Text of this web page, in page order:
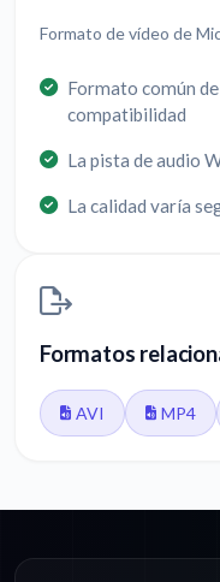
Formato de vídeo de
Formato común
compatibilidad
La pista de audio
La calidad varía
Formatos
AVI MP4